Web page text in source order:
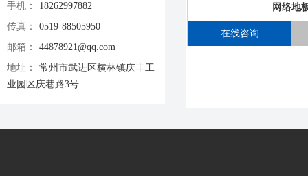
手机：
18262997882
传真：
0519-88505950
邮箱：
44878921@qq.com
地址：
常州市武进区横林镇庆丰工
业园区庆巷路3号
网络地
在线咨询